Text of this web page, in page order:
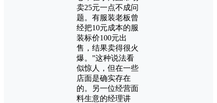
卖25元一点不成问
题。有服装老板曾
经把10元成本的服
装标价100元出
售，结果卖得很火
爆。”这种说法看
似惊人，但在一些
店面是确实存在
的。另一位经营面
料生意的经理讲